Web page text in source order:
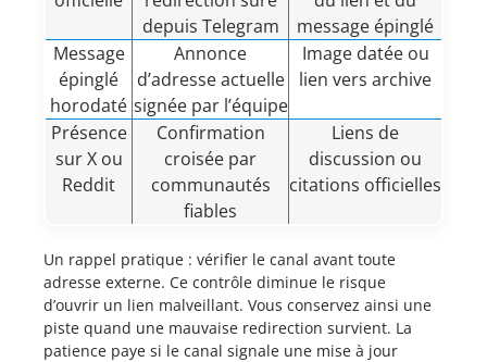
depuis Telegram
message épinglé
Message
épinglé
horodaté
Annonce
d’adresse actuelle
signée par l’équipe
Image datée ou
lien vers archive
Présence
sur X ou
Reddit
Confirmation
croisée par
communautés
fiables
Liens de
discussion ou
citations officielles
Un rappel pratique : vérifier le canal avant toute
adresse externe. Ce contrôle diminue le risque
d’ouvrir un lien malveillant. Vous conservez ainsi une
piste quand une mauvaise redirection survient. La
patience paye si le canal signale une mise à jour